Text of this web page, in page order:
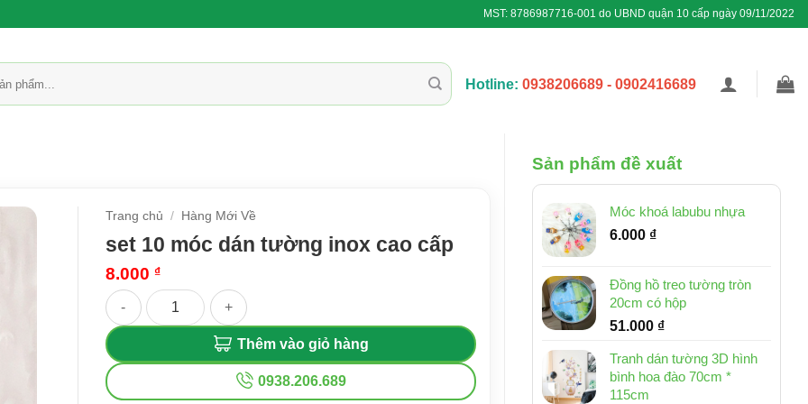
MST: 8786987716-001 do UBND quận 10 cấp ngày 09/11/2022
Hotline: 0938206689 - 0902416689
Sản phẩm đề xuất
Móc khoá labubu nhựa
6.000 ₫
Đồng hồ treo tường tròn
20cm có hộp
51.000 ₫
Tranh dán tường 3D hình
bình hoa đào 70cm *
115cm
Trang chủ / Hàng Mới Về
set 10 móc dán tường inox cao cấp
8.000 ₫
set 10 móc dán tường inox cao cấp số lượng
Thêm vào giỏ hàng
0938.206.689